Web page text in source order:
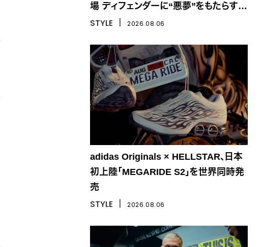
場 ディフェンダーに“悪夢”をもたらす一
足
STYLE 2026.08.06
adidas Originals × HELLSTAR、日本
初上陸「MEGARIDE S2」を世界同時発
売
STYLE 2026.08.06